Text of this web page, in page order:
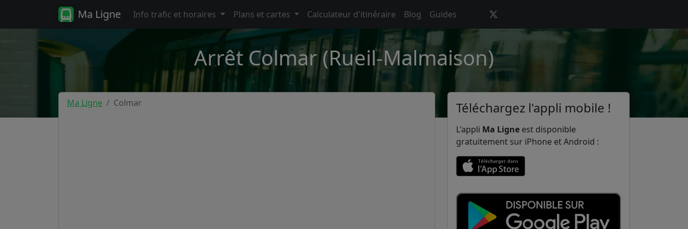
Ma Ligne Info trafic et horaires Plans et cartes Calculateur d'itinéraire Blog Guides
Arrêt Colmar (Rueil-Malmaison)
Ma Ligne Colmar Téléchargez l'appli mobile !
L'appli Ma Ligne est disponible
gratuitement sur iPhone et Android :